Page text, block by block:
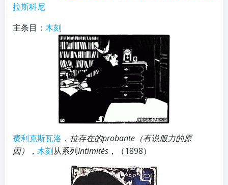
拉斯科尼
主条目： 木刻
费利克斯瓦洛 ， 拉存在的probante（有说服力的原
因）
， 木刻从系列Intimités ，（1898）